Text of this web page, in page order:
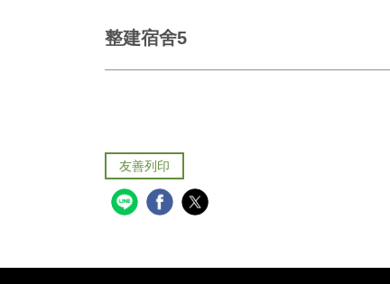
整建宿舍5
友善列印